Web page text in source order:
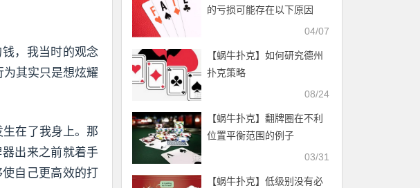
，我当时的观念
其实只是想炫耀
在了我身上。那
出来之前就着手
自己更高效的打
的亏损可能存在以下原因
04/07
【蜗牛扑克】如何研究德州
扑克策略
08/24
【蜗牛扑克】翻牌圈在不利
位置平衡范围的例子
03/31
【蜗牛扑克】低级别没有必